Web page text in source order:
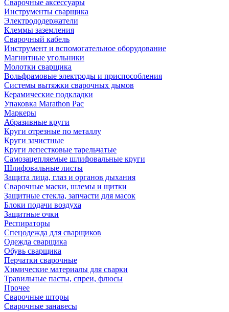
Сварочные аксессуары
Инструменты сварщика
Электрододержатели
Клеммы заземления
Сварочный кабель
Инструмент и вспомогательное оборудование
Магнитные угольники
Молотки сварщика
Вольфрамовые электроды и приспособления
Системы вытяжки сварочных дымов
Керамические подкладки
Упаковка Marathon Pac
Маркеры
Абразивные круги
Круги отрезные по металлу
Круги зачистные
Круги лепестковые тарельчатые
Самозацепляемые шлифовальные круги
Шлифовальные листы
Защита лица, глаз и органов дыхания
Сварочные маски, шлемы и щитки
Защитные стекла, запчасти для масок
Блоки подачи воздуха
Защитные очки
Респираторы
Спецодежда для сварщиков
Одежда сварщика
Обувь сварщика
Перчатки сварочные
Химические материалы для сварки
Травильные пасты, спреи, флюсы
Прочее
Сварочные шторы
Сварочные занавесы